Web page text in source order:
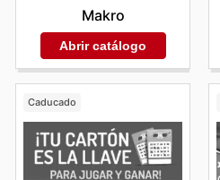
Makro
Abrir catálogo
Caducado